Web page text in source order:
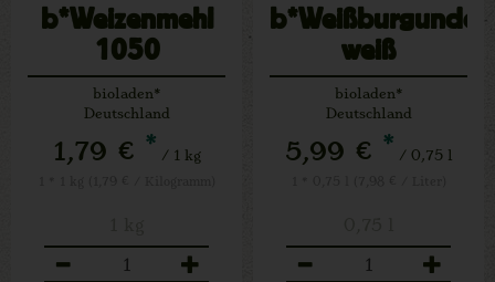
b*Weizenmehl
1050
bioladen*
Deutschland
1,79 € * / 1 kg
Anzahl
b*Weißburgunder
weiß
bioladen*
Deutschland
5,99 € * / 0,75 l
Anzahl